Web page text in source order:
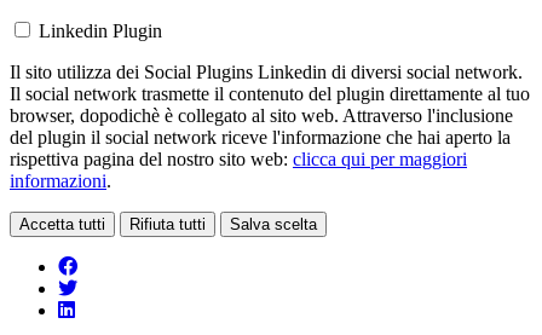
Linkedin Plugin
Il sito utilizza dei Social Plugins Linkedin di diversi social network.
Il social network trasmette il contenuto del plugin direttamente al tuo
browser, dopodichè è collegato al sito web. Attraverso l'inclusione
del plugin il social network riceve l'informazione che hai aperto la
rispettiva pagina del nostro sito web: clicca qui per maggiori
informazioni.
Accetta tutti Rifiuta tutti Salva scelta